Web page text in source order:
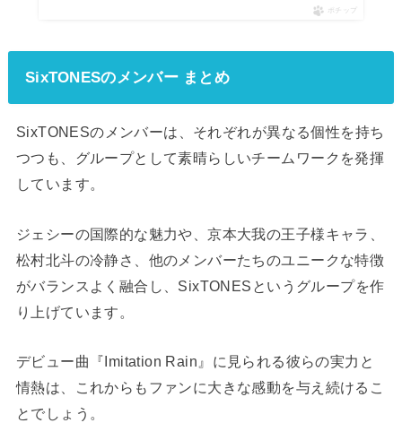
ポチップ
SixTONESのメンバー まとめ
SixTONESのメンバーは、それぞれが異なる個性を持ち
つつも、グループとして素晴らしいチームワークを発揮
しています。
ジェシーの国際的な魅力や、京本大我の王子様キャラ、
松村北斗の冷静さ、他のメンバーたちのユニークな特徴
がバランスよく融合し、SixTONESというグループを作
り上げています。
デビュー曲『Imitation Rain』に見られる彼らの実力と
情熱は、これからもファンに大きな感動を与え続けるこ
とでしょう。